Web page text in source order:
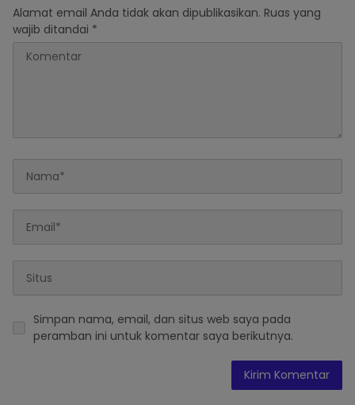
Alamat email Anda tidak akan dipublikasikan. Ruas yang
wajib ditandai *
Simpan nama, email, dan situs web saya pada
peramban ini untuk komentar saya berikutnya.